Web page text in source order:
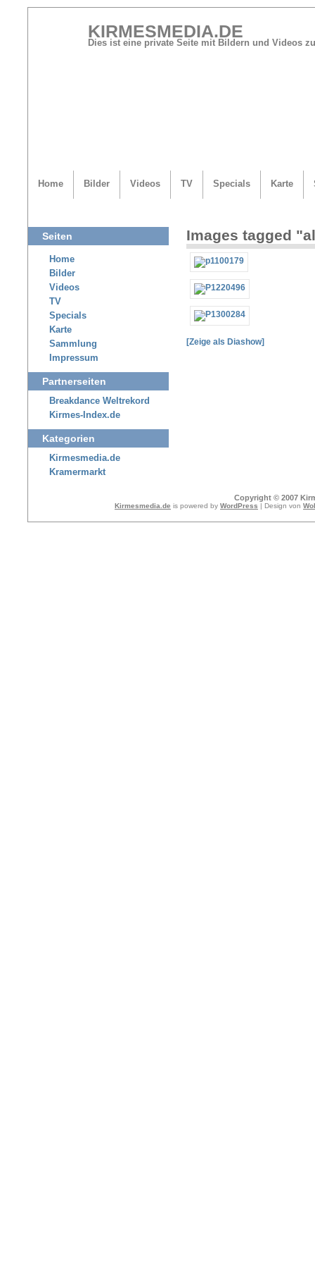
KIRMESMEDIA.DE
Dies ist eine private Seite mit Bildern und Videos
Home Bilder Videos TV Specials Karte
Images tagged
[Zeige als Diashow]
Seiten
Home
Bilder
Videos
TV
Specials
Karte
Sammlung
Impressum
Partnerseiten
Breakdance Weltrekord
Kirmes-Index.de
Kategorien
Kirmesmedia.de
Kramermarkt
Copyright © 2007
Kirmesmedia.de is powered by WordPress | Design von